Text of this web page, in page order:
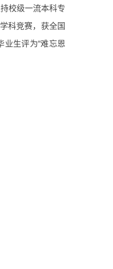
校级一流本科专
科竞赛，获全国
业生评为“难忘恩